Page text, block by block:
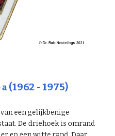
(1962 - 1975)
een gelijkbenige
De driehoek is omrand